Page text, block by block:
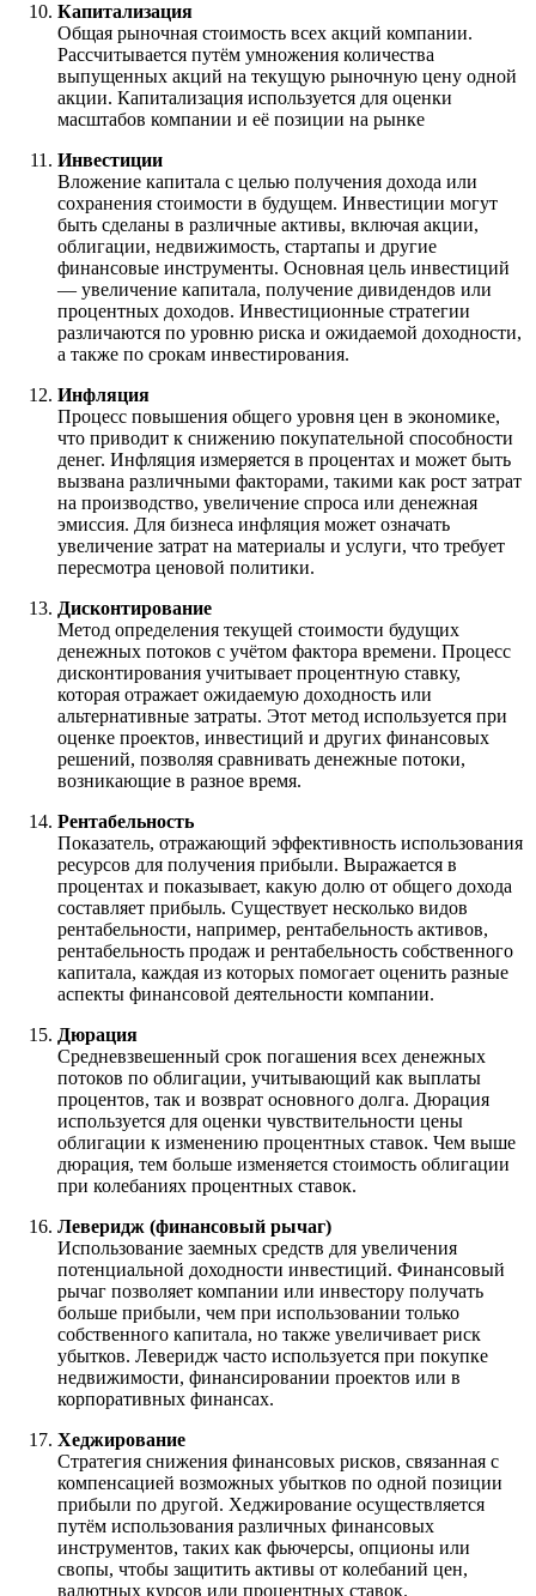
Капитализация
Общая рыночная стоимость всех акций компании.
Рассчитывается путём умножения количества
выпущенных акций на текущую рыночную цену одной
акции. Капитализация используется для оценки
масштабов компании и её позиции на рынке
Инвестиции
Вложение капитала с целью получения дохода или
сохранения стоимости в будущем. Инвестиции могут
быть сделаны в различные активы, включая акции,
облигации, недвижимость, стартапы и другие
финансовые инструменты. Основная цель инвестиций
— увеличение капитала, получение дивидендов или
процентных доходов. Инвестиционные стратегии
различаются по уровню риска и ожидаемой доходности,
а также по срокам инвестирования.
Инфляция
Процесс повышения общего уровня цен в экономике,
что приводит к снижению покупательной способности
денег. Инфляция измеряется в процентах и может быть
вызвана различными факторами, такими как рост затрат
на производство, увеличение спроса или денежная
эмиссия. Для бизнеса инфляция может означать
увеличение затрат на материалы и услуги, что требует
пересмотра ценовой политики.
Дисконтирование
Метод определения текущей стоимости будущих
денежных потоков с учётом фактора времени. Процесс
дисконтирования учитывает процентную ставку,
которая отражает ожидаемую доходность или
альтернативные затраты. Этот метод используется при
оценке проектов, инвестиций и других финансовых
решений, позволяя сравнивать денежные потоки,
возникающие в разное время.
Рентабельность
Показатель, отражающий эффективность использования
ресурсов для получения прибыли. Выражается в
процентах и показывает, какую долю от общего дохода
составляет прибыль. Существует несколько видов
рентабельности, например, рентабельность активов,
рентабельность продаж и рентабельность собственного
капитала, каждая из которых помогает оценить разные
аспекты финансовой деятельности компании.
Дюрация
Средневзвешенный срок погашения всех денежных
потоков по облигации, учитывающий как выплаты
процентов, так и возврат основного долга. Дюрация
используется для оценки чувствительности цены
облигации к изменению процентных ставок. Чем выше
дюрация, тем больше изменяется стоимость облигации
при колебаниях процентных ставок.
Леверидж (финансовый рычаг)
Использование заемных средств для увеличения
потенциальной доходности инвестиций. Финансовый
рычаг позволяет компании или инвестору получать
больше прибыли, чем при использовании только
собственного капитала, но также увеличивает риск
убытков. Леверидж часто используется при покупке
недвижимости, финансировании проектов или в
корпоративных финансах.
Хеджирование
Стратегия снижения финансовых рисков, связанная с
компенсацией возможных убытков по одной позиции
прибыли по другой. Хеджирование осуществляется
путём использования различных финансовых
инструментов, таких как фьючерсы, опционы или
свопы, чтобы защитить активы от колебаний цен,
валютных курсов или процентных ставок.